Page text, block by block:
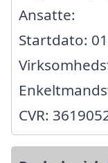
Ansatte:
Startdato:
CVR: